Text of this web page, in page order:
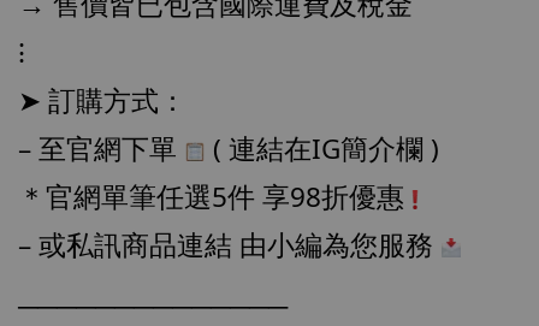
NT$ 1,500
NT$ 1,870
加入購物車
⁝
➤ 訂購方式：
– 至官網下單
( 連結在IG簡介欄 )
＊官網單筆任選5件 享98折優惠
– 或私訊商品連結 由小編為您服務
──────────────